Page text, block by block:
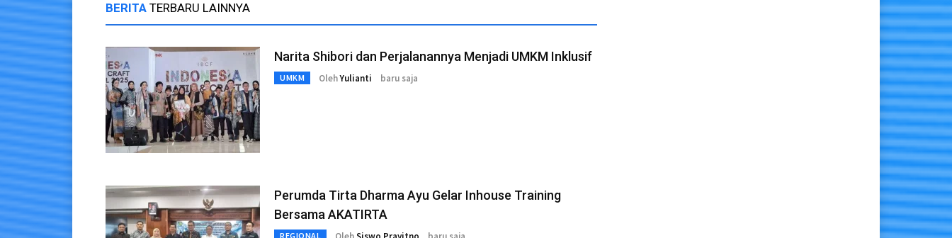
BERITA TERBARU LAINNYA
Narita Shibori dan Perjalanannya Menjadi UMKM Inklusif
UMKM OlehYulianti baru saja
Perumda Tirta Dharma Ayu Gelar Inhouse Training
Bersama AKATIRTA
REGIONAL